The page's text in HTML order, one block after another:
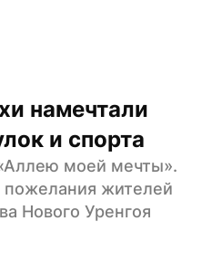
намечтали
и спорта
моей мечты».
пожелания жителей
Нового Уренгоя